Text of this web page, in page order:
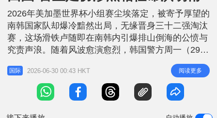
8
4
0
%
i
n
i
-
P
i
c
u
r
e
2026年美加墨世界杯小组赛尘埃落定，被寄予厚望的
南韩国家队却爆冷黯然出局，无缘晋身三十二强淘汰
赛，这场滑铁卢随即在南韩内引爆排山倒海的公愤与
究责声浪。随着风波愈演愈烈，韩国警方周一（29
日）更抛出震撼弹，表明将积极介入调查南韩足球协
会（KFA）涉嫌违规任命国家队总教练洪明甫的案
件。而南韩足协则宣布，不会为国家队安排任何接机
或欢迎仪式，洪明甫与球员30日将低调返国。 未经
国际 2026-06-30 00:43 HKT 阅读更多